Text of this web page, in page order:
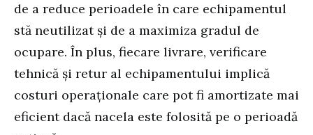
de a reduce perioadele în care echipamentul
stă neutilizat și de a maximiza gradul de
ocupare. În plus, fiecare livrare, verificare
tehnică și retur al echipamentului implică
costuri operaționale care pot fi amortizate mai
eficient dacă nacela este folosită pe o perioadă